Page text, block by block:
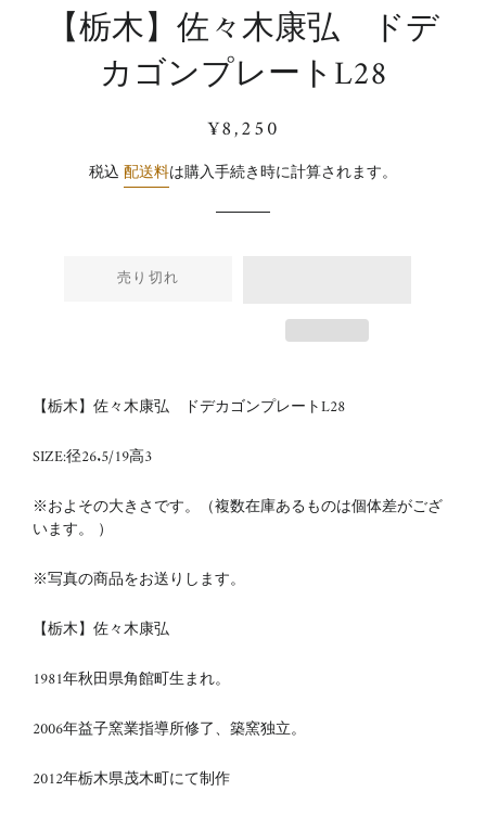
【栃木】佐々木康弘 ドデ
カゴンプレートL28
通
価
販
価
¥8,250
税込 配送料は購入手続き時に計算されます。
売り切れ
【栃木】佐々木康弘 ドデカゴンプレートL28
SIZE:径26.5/19高3
※およその大きさです。（複数在庫あるものは個体差がござ
います。 ）
※写真の商品をお送りします。
【栃木】佐々木康弘
1981年秋田県角館町生まれ。
2006年益子窯業指導所修了、築窯独立。
2012年栃木県茂木町にて制作